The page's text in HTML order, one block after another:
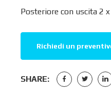
Posteriore con uscita 2
Richiedi un
SHARE: